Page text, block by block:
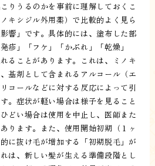
りうるのかを事前に理解しておくこ
キシジル外用薬）で比較的よく見ら
響」です。具体的には、塗布した部
疹」「フケ」「かぶれ」「乾燥」
ることがあります。これは、ミノキ
基剤として含まれるアルコール（エ
コールなどに対する反応によって引
。症状が軽い場合は様子を見ること
どい場合は使用を中止し、医師また
ります。また、使用開始初期（１ヶ
に抜け毛が増加する「初期脱毛」が
は、新しい髪が生える準備段階とし